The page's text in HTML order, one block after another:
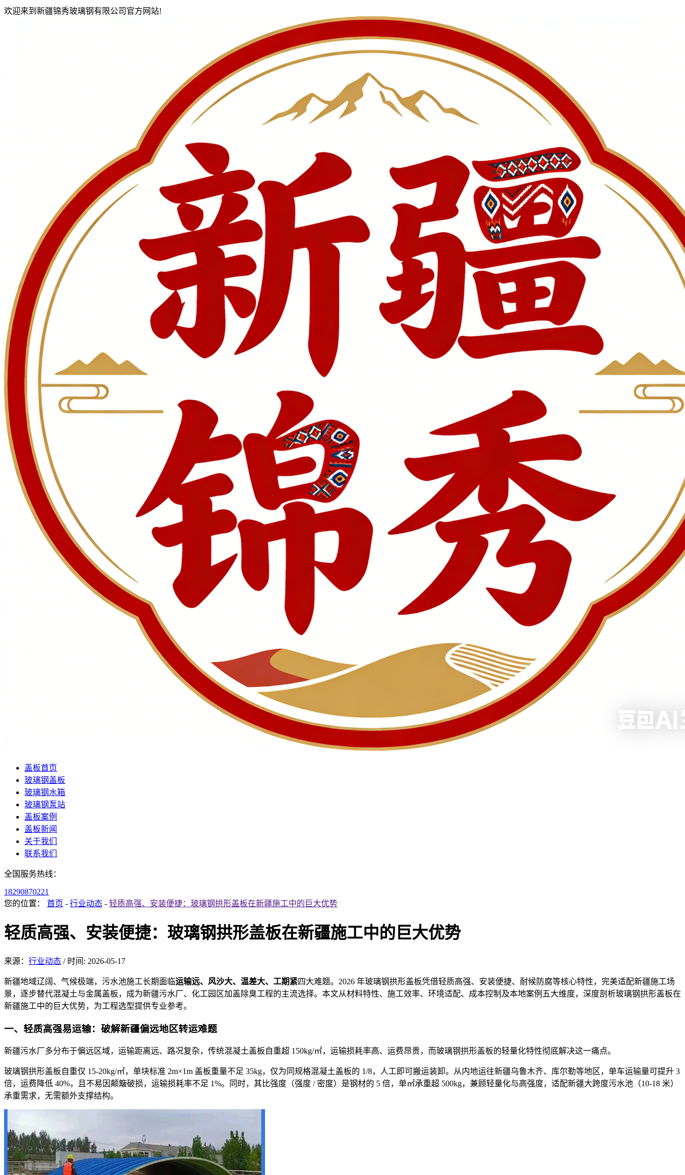
欢迎来到新疆锦秀玻璃钢有限公司官方网站!
盖板首页
玻璃钢盖板
玻璃钢水箱
玻璃钢泵站
盖板案例
盖板新闻
关于我们
联系我们
全国服务热线：
18290870221
您的位置： 首页 - 行业动态 - 轻质高强、安装便捷：玻璃钢拱形盖板在新疆施工中的巨大优势
轻质高强、安装便捷：玻璃钢拱形盖板在新疆施工中的巨大优势
来源： 行业动态 / 时间: 2026-05-17
新疆地域辽阔、气候极端，污水池施工长期面临运输远、风沙大、温差大、工期紧四大难题。2026 年玻璃钢拱形盖板凭借轻质高强、安装便捷、耐候防腐等核心特性，完美适配新疆施工场
景，逐步替代混凝土与金属盖板，成为新疆污水厂、化工园区加盖除臭工程的主流选择。本文从材料特性、施工效率、环境适配、成本控制及本地案例五大维度，深度剖析玻璃钢拱形盖板在
新疆施工中的巨大优势，为工程选型提供专业参考。
一、 轻质高强易运输： 破解新疆偏远地区转运难题
新疆污水厂多分布于偏远区域，运输距离远、路况复杂，传统混凝土盖板自重超 150kg/㎡，运输损耗率高、运费昂贵，而玻璃钢拱形盖板的轻量化特性彻底解决这一痛点。
玻璃钢拱形盖板自重仅 15-20kg/㎡， 单块标准 2m×1m 盖板重量不足 35kg，仅为同规格混凝土盖板的 1/8，人工即可搬运装卸。从内地运往新疆乌鲁木齐、库尔勒等地区，单车运输量可提升 3
倍，运费降低 40%，且不易因颠簸破损，运输损耗率不足 1%。同时，其比强度（强度 / 密度）是钢材的 5 倍，单㎡承重超 500kg，兼顾轻量化与高强度，适配新疆大跨度污水池（10-18 米）
承重需求，无需额外支撑结构。